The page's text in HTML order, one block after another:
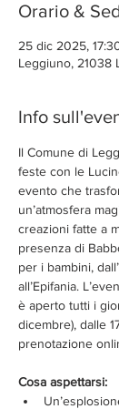
Orario &
25 dic 2025,
Leggiuno, 21038
Info
Il Comune di
feste con le
evento che
un’atmosfera
creazioni fatte a
presenza di
per i bambini,
all’Epifania.
è aperto tutti i
dicembre), dalle
prenotazione
Cosa aspettarsi: